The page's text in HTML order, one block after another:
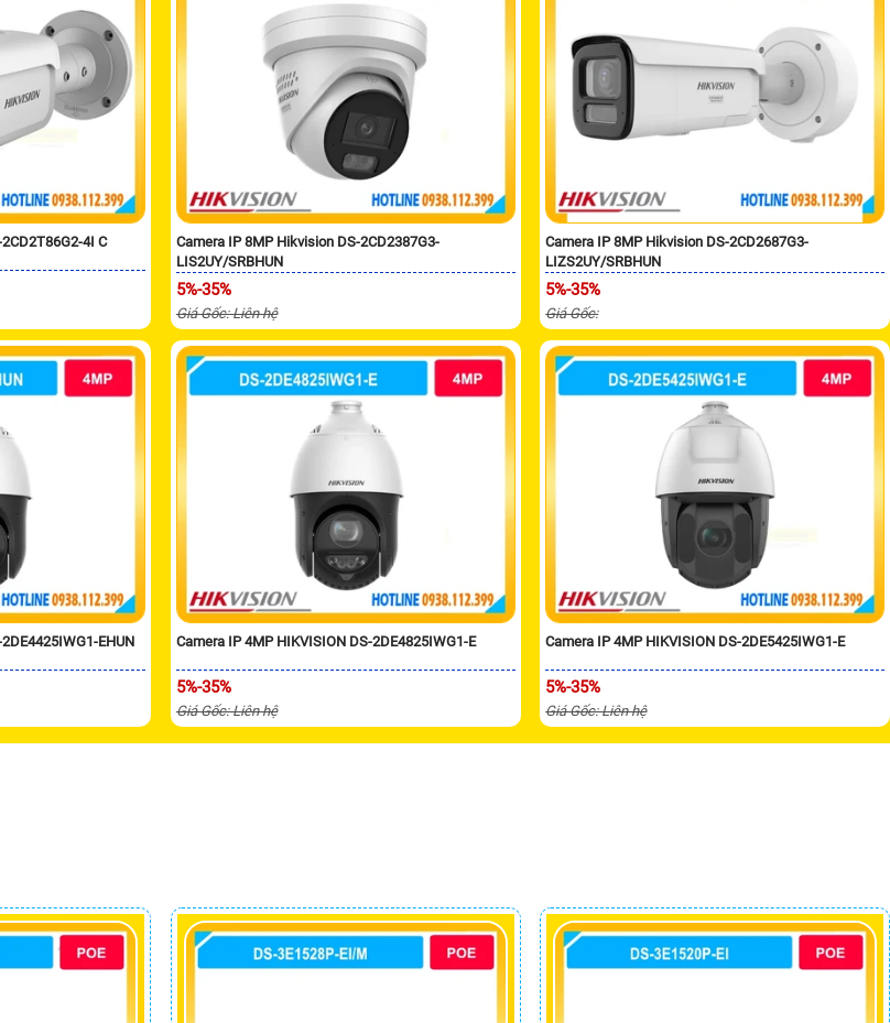
4I C
Camera IP 8MP Hikvision DS-2CD2387G3-
LIS2UY/SRBHUN
5%-35%
Giá Gốc: Liên hệ
Camera IP 8MP Hikvision DS-2CD2687G3-
LIZS2UY/SRBHUN
5%-35%
Giá Gốc:
EHUN Camera IP 4MP HIKVISION DS-2DE4825IWG1-E
5%-35%
Giá Gốc: Liên hệ
Camera IP 4MP HIKVISION DS-2DE5425IWG1-E
5%-35%
Giá Gốc: Liên hệ